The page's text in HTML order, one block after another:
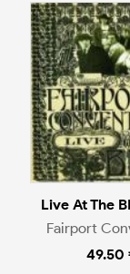
Live At The
Fairport
49.50